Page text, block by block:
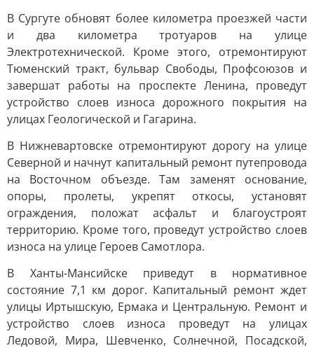
В Сургуте обновят более километра проезжей части
и два километра тротуаров на улице
Электротехнической. Кроме этого, отремонтируют
Тюменский тракт, бульвар Свободы, Профсоюзов и
завершат работы на проспекте Ленина, проведут
устройство слоев износа дорожного покрытия на
улицах Геологической и Гагарина.
В Нижневартовске отремонтируют дорогу на улице
Северной и начнут капитальный ремонт путепровода
на Восточном объезде. Там заменят основание,
опоры, пролеты, укрепят откосы, установят
ограждения, положат асфальт и благоустроят
территорию. Кроме того, проведут устройство слоев
износа на улице Героев Самотлора.
В Ханты-Мансийске приведут в нормативное
состояние 7,1 км дорог. Капитальный ремонт ждет
улицы Иртышскую, Ермака и Центральную. Ремонт и
устройство слоев износа проведут на улицах
Ледовой, Мира, Шевченко, Солнечной, Посадской,